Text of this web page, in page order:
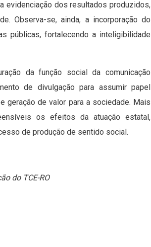
evidenciação dos resultados produzidos,
Observa-se, ainda, a incorporação do
públicas, fortalecendo a inteligibilidade
da função social da comunicação
de divulgação para assumir papel
geração de valor para a sociedade. Mais
os efeitos da atuação estatal,
de produção de sentido social.
do TCE-RO